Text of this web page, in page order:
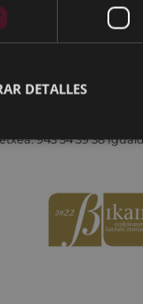
Aviso legal
943 54 39 38
DETALLES